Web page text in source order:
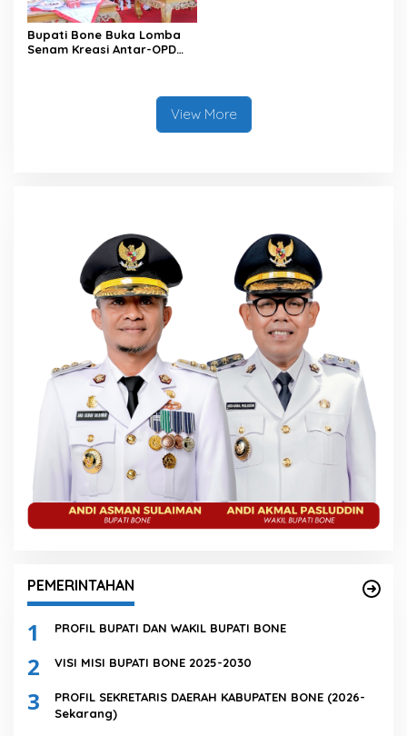
Bupati Bone Buka Lomba
Senam Kreasi Antar-OPD
View More
PEMERINTAHAN
1 PROFIL BUPATI DAN WAKIL BUPATI BONE
2 VISI MISI BUPATI BONE 2025-2030
3
PROFIL SEKRETARIS DAERAH KABUPATEN BONE (2026-
Sekarang)